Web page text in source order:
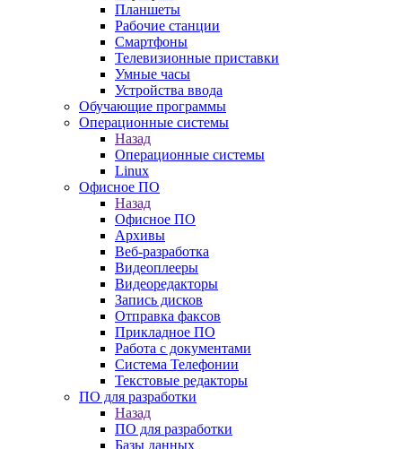
Планшеты
Рабочие станции
Смартфоны
Телевизионные приставки
Умные часы
Устройства ввода
Обучающие программы
Операционные системы
Назад
Операционные системы
Linux
Офисное ПО
Назад
Офисное ПО
Архивы
Веб-разработка
Видеоплееры
Видеоредакторы
Запись дисков
Отправка факсов
Прикладное ПО
Работа с документами
Система Телефонии
Текстовые редакторы
ПО для разработки
Назад
ПО для разработки
Базы данных